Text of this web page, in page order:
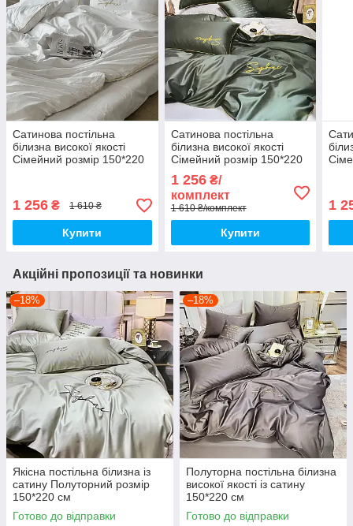
Сатинова постільна
білизна високої якості
Сімейний розмір 150*220
1 256 ₴ 1 610 ₴
Купити
Сатинова постільна
білизна високої якості
Сімейний розмір 150*220
см
1 256₴/
комплект
1 610 ₴/комплект
Купити
1
Акційні пропозиції та новинки
–18%
Якісна постільна білизна із
сатину Полуторний розмір
150*220 см
Готово до відправки
–18%
Полуторна постільна білизна
високої якості із сатину
150*220 см
Готово до відправки